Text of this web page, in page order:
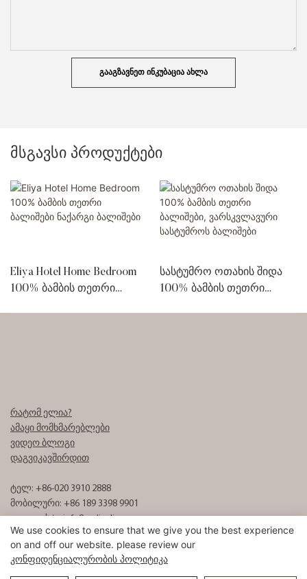
ᲒᲐᲐᲒᲖᲐᲕᲜᲔᲗ ᲘᲜᲙᲣᲑᲐᲪᲘᲐ ᲐᲮᲚᲐ
მსგავსი პროდუქტები
Eliya Hotel Home Bedroom
100% ბამბის თეთრი
სასტუმრო ოთახის შიდა
100% ბამბის თეთრი
რატომ ელია?
ამაყი მომხმარებლები
ვიდეო ბლოგი
დაგვიკავშირდით
ტელ: +86-020 3910 2888
მობილური: +86 189 3398 9901
ელ. ფოსტა:info8@eliyalinen.com
საავტორო უფლება © 2025 ELIYA Hotel Linen Co., Ltd |
We use cookies to ensure that we give you the best experience
on and off our website. please review our
Კონფიდენციალურობის Პოლიტიკა